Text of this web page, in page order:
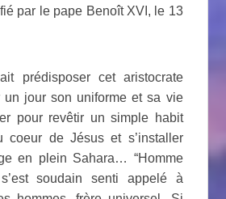
par le pape Benoît XVI, le 13
prédisposer cet aristocrate
un jour son uniforme et sa vie
pour revêtir un simple habit
coeur de Jésus et s’installer
en plein Sahara… “Homme
soudain senti appelé à